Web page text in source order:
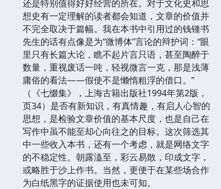
还是特别值得好好经营的所在。对于文化史和思
想史有一定理解的读者都会知道，文章的价值并
不完全取决于篇幅。我在本书中引用过的钱锺书
先生的话有点像是为“微博体”言论的辩护词：“眼
里只有长篇大论，瞧不起片言只语，甚至陶醉于
数量，重视废话一吨，轻视微言一克，那是浅薄
庸俗的看法——假使不是懒惰粗浮的借口。”
（《七缀集》，上海古籍出版社1994年第2版，
页34）是否有新知识，有真情趣，有启人心智的
思想，是检验文章价值的基本尺度，也是自己在
写作中虽不能至却心向往之的目标。这次筛选其
中一些收入本书，还有一个考虑，就是网络文字
的不稳定性。朝露溘至，彩云易散，印成文字，
或略胜于沙上作书。当然，更便于在某些场合作
为白纸黑字的证据使用也未可知。